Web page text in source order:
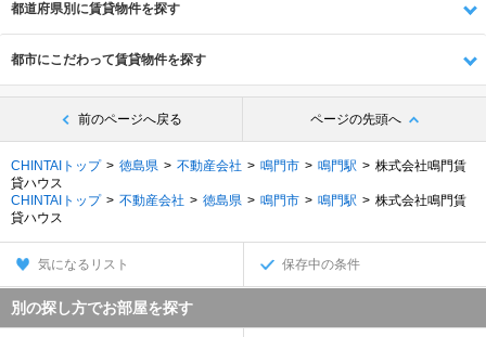
都道府県別に賃貸物件を探す
都市にこだわって賃貸物件を探す
前のページへ戻る ページの先頭へ
CHINTAIトップ 徳島県 不動産会社 鳴門市 鳴門駅
株式会社鳴門賃
貸ハウス
CHINTAIトップ
不動産会社 徳島県 鳴門市 鳴門駅
株式会社鳴門賃
貸ハウス
気になるリスト 保存中の条件
別の探し方でお部屋を探す